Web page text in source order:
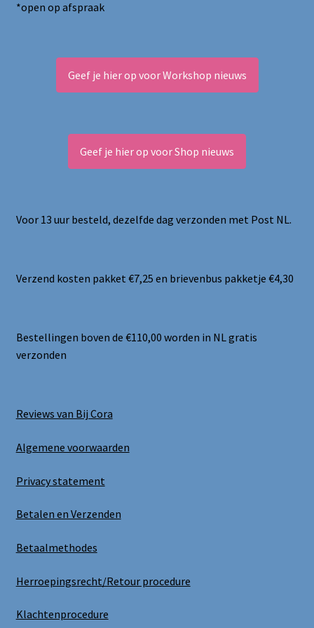
*open op afspraak
Geef je hier op voor Workshop nieuws
Geef je hier op voor Shop nieuws
Voor 13 uur besteld, dezelfde dag verzonden met Post NL.
Verzend kosten pakket €7,25 en brievenbus pakketje €4,30
Bestellingen boven de €110,00 worden in NL gratis
verzonden
Reviews van Bij Cora
Algemene voorwaarden
Privacy statement
Betalen en Verzenden
Betaalmethodes
Herroepingsrecht/Retour procedure
Klachtenprocedure